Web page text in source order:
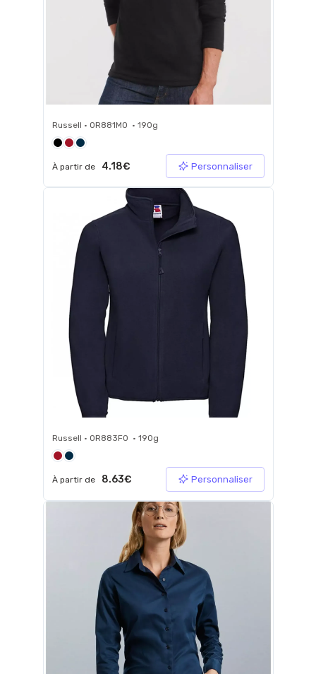
Russell • 0R881M0 • 190g
À partir de 4.18€ Personnaliser
Russell • 0R883F0 • 190g
À partir de 8.63€ Personnaliser